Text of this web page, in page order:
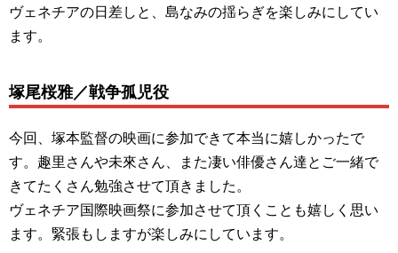
ヴェネチアの日差しと、島なみの揺らぎを楽しみにしてい
ます。
塚尾桜雅／戦争孤児役
今回、塚本監督の映画に参加できて本当に嬉しかったで
す。趣里さんや未來さん、また凄い俳優さん達とご一緒で
きてたくさん勉強させて頂きました。
ヴェネチア国際映画祭に参加させて頂くことも嬉しく思い
ます。緊張もしますが楽しみにしています。